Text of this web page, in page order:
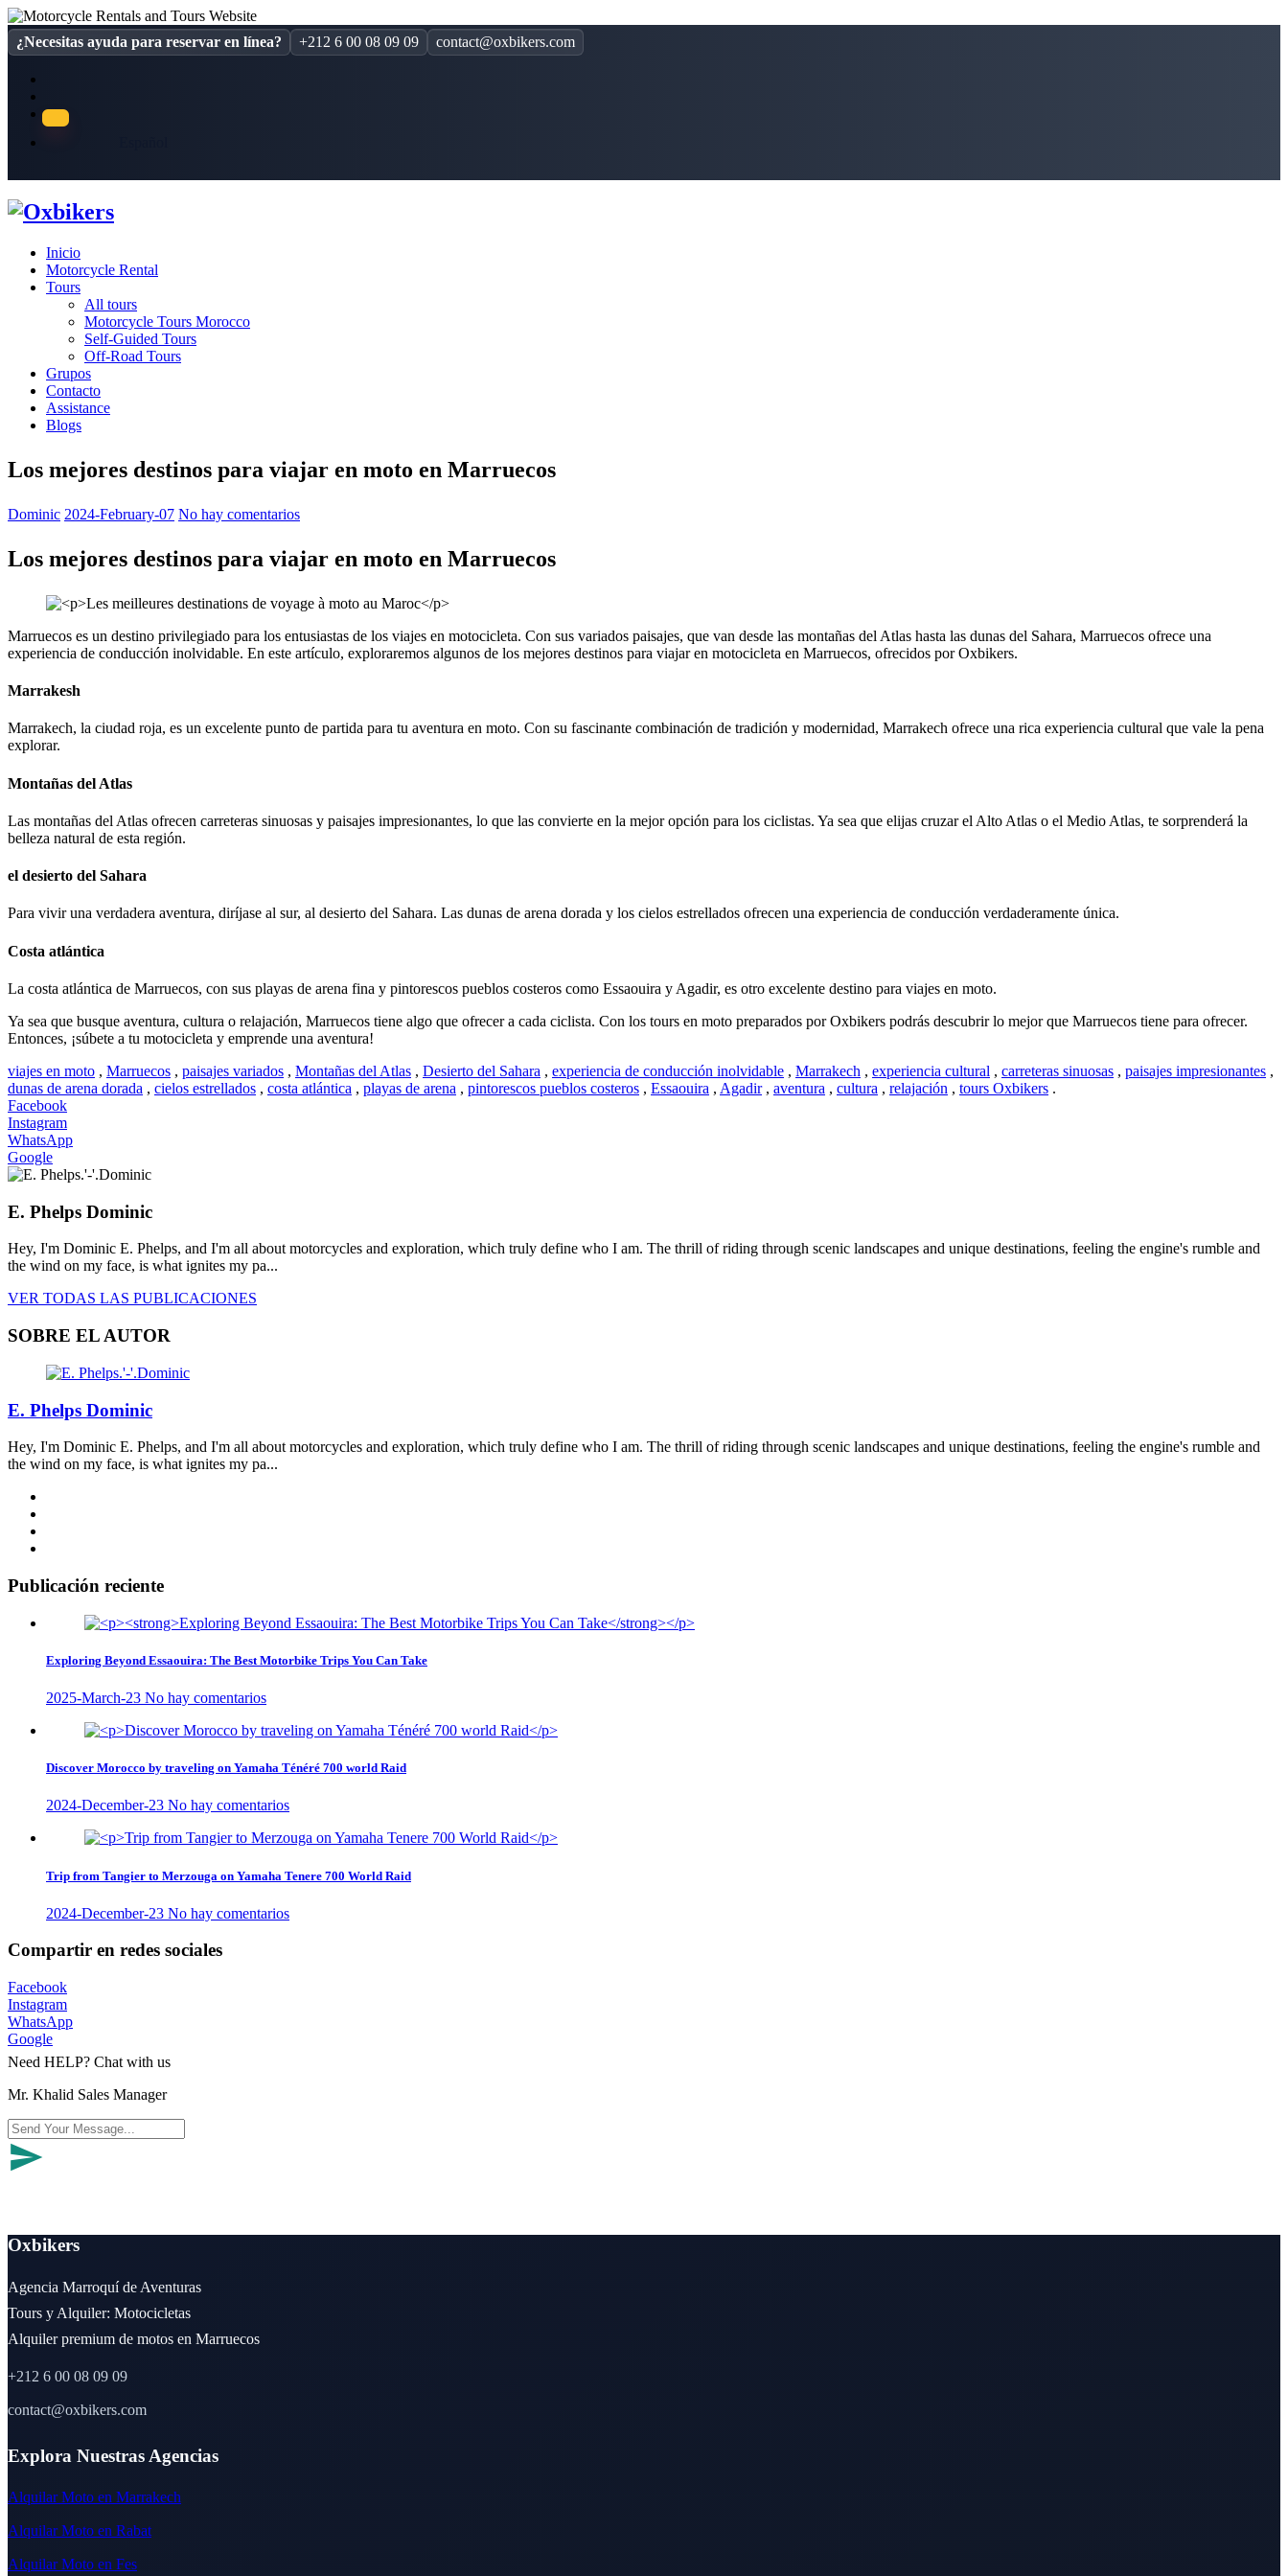
¿Necesitas ayuda para reservar en línea? +212 6 00 08 09 09 contact@oxbikers.com
Inicio
Motorcycle Rental
Tours
All tours
Motorcycle Tours Morocco
Self-Guided Tours
Off-Road Tours
Grupos
Contacto
Assistance
Blogs
Los mejores destinos para viajar en moto en Marruecos
Dominic 2024-February-07 No hay comentarios
Los mejores destinos para viajar en moto en Marruecos
Marruecos es un destino privilegiado para los entusiastas de los viajes en motocicleta. Con sus variados paisajes, que van desde las montañas del Atlas hasta las dunas del Sahara, Marruecos ofrece una
experiencia de conducción inolvidable. En este artículo, exploraremos algunos de los mejores destinos para viajar en motocicleta en Marruecos, ofrecidos por Oxbikers.
Marrakesh
Marrakech, la ciudad roja, es un excelente punto de partida para tu aventura en moto. Con su fascinante combinación de tradición y modernidad, Marrakech ofrece una rica experiencia cultural que vale la pena
explorar.
Montañas del Atlas
Las montañas del Atlas ofrecen carreteras sinuosas y paisajes impresionantes, lo que las convierte en la mejor opción para los ciclistas. Ya sea que elijas cruzar el Alto Atlas o el Medio Atlas, te sorprenderá la
belleza natural de esta región.
el desierto del Sahara
Para vivir una verdadera aventura, diríjase al sur, al desierto del Sahara. Las dunas de arena dorada y los cielos estrellados ofrecen una experiencia de conducción verdaderamente única.
Costa atlántica
La costa atlántica de Marruecos, con sus playas de arena fina y pintorescos pueblos costeros como Essaouira y Agadir, es otro excelente destino para viajes en moto.
Ya sea que busque aventura, cultura o relajación, Marruecos tiene algo que ofrecer a cada ciclista. Con los tours en moto preparados por Oxbikers podrás descubrir lo mejor que Marruecos tiene para ofrecer.
Entonces, ¡súbete a tu motocicleta y emprende una aventura!
viajes en moto , Marruecos , paisajes variados , Montañas del Atlas , Desierto del Sahara , experiencia de conducción inolvidable , Marrakech , experiencia cultural , carreteras sinuosas , paisajes impresionantes ,
dunas de arena dorada , cielos estrellados , costa atlántica , playas de arena , pintorescos pueblos costeros , Essaouira , Agadir, aventura , cultura , relajación , tours Oxbikers .
Facebook
Instagram
WhatsApp
Google
E. Phelps Dominic
Hey, I'm Dominic E. Phelps, and I'm all about motorcycles and exploration, which truly define who I am. The thrill of riding through scenic landscapes and unique destinations, feeling the engine's rumble and
the wind on my face, is what ignites my pa...
VER TODAS LAS PUBLICACIONES
SOBRE EL AUTOR
E. Phelps Dominic
Hey, I'm Dominic E. Phelps, and I'm all about motorcycles and exploration, which truly define who I am. The thrill of riding through scenic landscapes and unique destinations, feeling the engine's rumble and
the wind on my face, is what ignites my pa...
Publicación reciente
Exploring Beyond Essaouira: The Best Motorbike Trips You Can Take
2025-March-23 No hay comentarios
Discover Morocco by traveling on Yamaha Ténéré 700 world Raid
2024-December-23 No hay comentarios
Trip from Tangier to Merzouga on Yamaha Tenere 700 World Raid
2024-December-23 No hay comentarios
Compartir en redes sociales
Facebook
Instagram
WhatsApp
Google
Need HELP? Chat with us
Mr. Khalid Sales Manager
Oxbikers
Agencia Marroquí de Aventuras
Tours y Alquiler: Motocicletas
Alquiler premium de motos en Marruecos
+212 6 00 08 09 09
contact@oxbikers.com
Explora Nuestras Agencias
Alquilar Moto en Marrakech
Alquilar Moto en Rabat
Alquilar Moto en Fes